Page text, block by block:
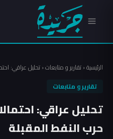
الرئيسية‹تقارير و متابعات‹تحليل عراقي:
تقارير و متابعات
تحليل عراقي:
حرب النفط المقبلة